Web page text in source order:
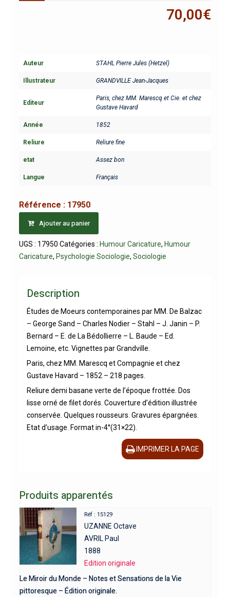
70,00€
Auteur STAHL Pierre Jules (Hetzel)
Illustrateur GRANDVILLE Jean-Jacques
Editeur
Paris, chez MM. Marescq et Cie. et chez
Gustave Havard
Année 1852
Reliure Reliure fine
etat Assez bon
Langue Français
Référence : 17950
Ajouter au panier
UGS : 17950 Catégories : Humour Caricature, Humour
Caricature, Psychologie Sociologie, Sociologie
Description
Études de Moeurs contemporaines par MM. De Balzac
– George Sand – Charles Nodier – Stahl – J. Janin – P.
Bernard – E. de La Bédollierre – L. Baude – Ed.
Lemoine, etc. Vignettes par Grandville.
Paris, chez MM. Marescq et Compagnie et chez
Gustave Havard – 1852 – 218 pages.
Reliure demi basane verte de l’époque frottée. Dos
lisse orné de filet dorés. Couverture d’édition illustrée
conservée. Quelques rousseurs. Gravures épargnées.
Etat d’usage. Format in-4°(31×22).
IMPRIMER LA PAGE
Produits apparentés
Réf : 15129
UZANNE Octave
AVRIL Paul
1888
Edition originale
Le Miroir du Monde – Notes et Sensations de la Vie
pittoresque – Édition originale.